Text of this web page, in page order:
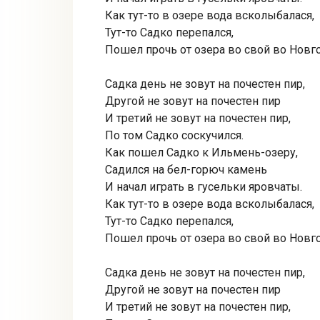
Как тут-то в озере вода всколыбалася,
Тут-то Садко перепался,
Пошел прочь от озера во свой во
Садка день не зовут на почестен пир,
Другой не зовут на почестен пир
И третий не зовут на почестен пир,
По том Садко соскучился.
Как пошел Садко к Ильмень-озеру,
Садился на бел-горюч камень
И начал играть в гусельки яровчаты.
Как тут-то в озере вода всколыбалася,
Тут-то Садко перепался,
Пошел прочь от озера во свой во
Садка день не зовут на почестен пир,
Другой не зовут на почестен пир
И третий не зовут на почестен пир,